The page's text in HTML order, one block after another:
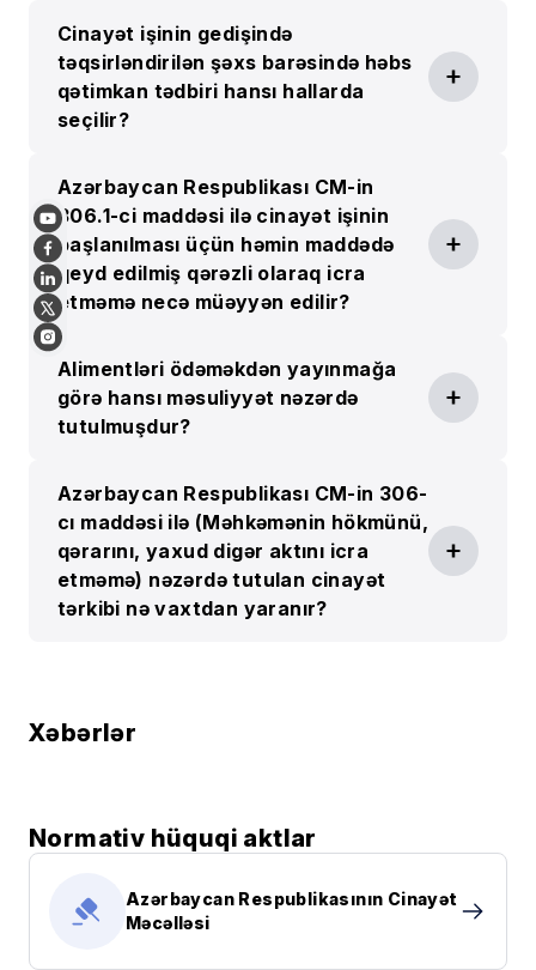
Cinayət işinin gedişində
təqsirləndirilən şəxs barəsində həbs
qətimkan tədbiri hansı hallarda
seçilir?
Azərbaycan Respublikası CM-in
306.1-ci maddəsi ilə cinayət işinin
başlanılması üçün həmin maddədə
qeyd edilmiş qərəzli olaraq icra
etməmə necə müəyyən edilir?
Alimentləri ödəməkdən yayınmağa
görə hansı məsuliyyət nəzərdə
tutulmuşdur?
Azərbaycan Respublikası CM-in 306-
cı maddəsi ilə (Məhkəmənin hökmünü,
qərarını, yaxud digər aktını icra
etməmə) nəzərdə tutulan cinayət
tərkibi nə vaxtdan yaranır?
Xəbərlər
Normativ hüquqi aktlar
Azərbaycan Respublikasının Cinayət
Məcəlləsi